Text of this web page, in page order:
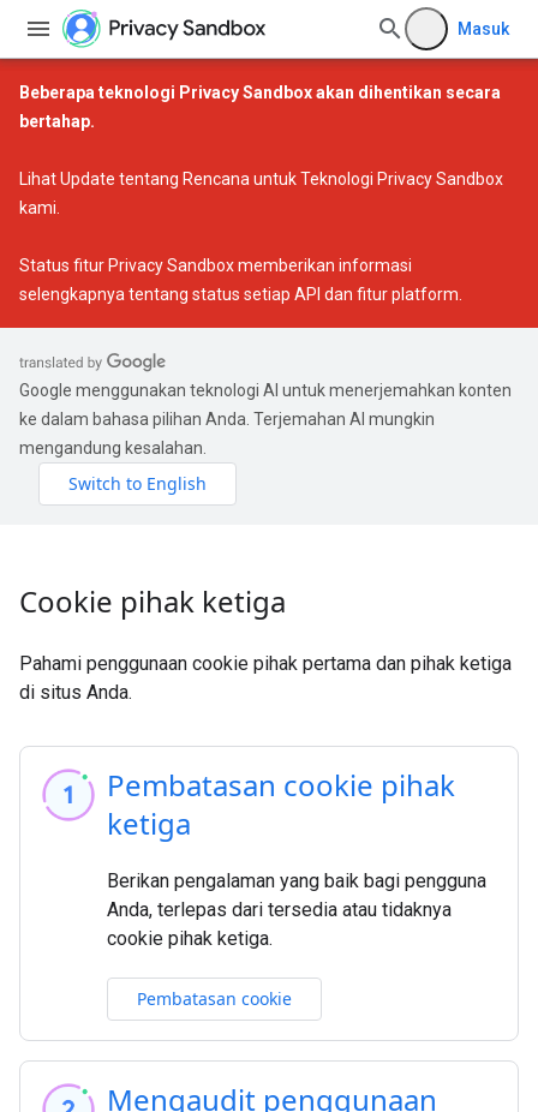
Masuk
Beberapa teknologi Privacy Sandbox akan dihentikan secara
bertahap.
LihatUpdate tentang Rencana untuk Teknologi Privacy Sandbox
kami.
Status fitur Privacy Sandboxmemberikan informasi
selengkapnya tentang status setiap API dan fitur platform.
Google menggunakan teknologi AI untuk menerjemahkan konten
ke dalam bahasa pilihan Anda. Terjemahan AI mungkin
mengandung kesalahan.
Cookie pihak ketiga
Pahami penggunaan cookie pihak pertama dan pihak ketiga
di situs Anda.
Pembatasan cookie pihak
ketiga
Berikan pengalaman yang baik bagi pengguna
Anda, terlepas dari tersedia atau tidaknya
cookie pihak ketiga.
Pembatasan cookie
Mengaudit penggunaan